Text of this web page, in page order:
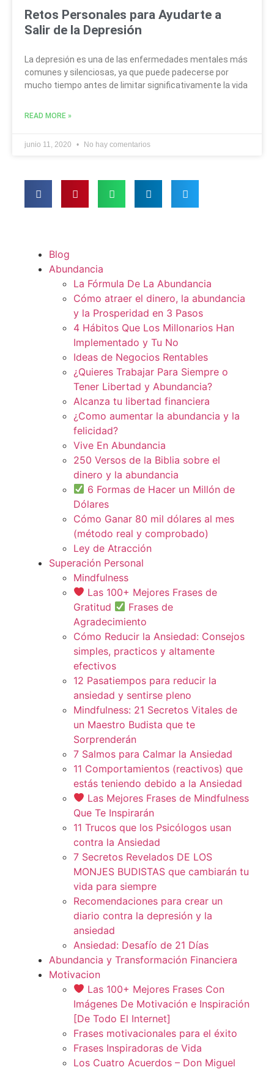
Retos Personales para Ayudarte a
Salir de la Depresión
La depresión es una de las enfermedades mentales más
comunes y silenciosas, ya que puede padecerse por
mucho tiempo antes de limitar significativamente la vida
READ MORE »
junio 11, 2020 No hay comentarios
Blog
Abundancia
La Fórmula De La Abundancia
Cómo atraer el dinero, la abundancia
y la Prosperidad en 3 Pasos
4 Hábitos Que Los Millonarios Han
Implementado y Tu No
Ideas de Negocios Rentables
¿Quieres Trabajar Para Siempre o
Tener Libertad y Abundancia?
Alcanza tu libertad financiera
¿Como aumentar la abundancia y la
felicidad?
Vive En Abundancia
250 Versos de la Biblia sobre el
dinero y la abundancia
6 Formas de Hacer un Millón de
Dólares
Cómo Ganar 80 mil dólares al mes
(método real y comprobado)
Ley de Atracción
Superación Personal
Mindfulness
Las 100+ Mejores Frases de
Gratitud
Frases de
Agradecimiento
Cómo Reducir la Ansiedad: Consejos
simples, practicos y altamente
efectivos
12 Pasatiempos para reducir la
ansiedad y sentirse pleno
Mindfulness: 21 Secretos Vitales de
un Maestro Budista que te
Sorprenderán
7 Salmos para Calmar la Ansiedad
11 Comportamientos (reactivos) que
estás teniendo debido a la Ansiedad
Las Mejores Frases de Mindfulness
Que Te Inspirarán
11 Trucos que los Psicólogos usan
contra la Ansiedad
7 Secretos Revelados DE LOS
MONJES BUDISTAS que cambiarán tu
vida para siempre
Recomendaciones para crear un
diario contra la depresión y la
ansiedad
Ansiedad: Desafío de 21 Días
Abundancia y Transformación Financiera
Motivacion
Las 100+ Mejores Frases Con
Imágenes De Motivación e Inspiración
[De Todo El Internet]
Frases motivacionales para el éxito
Frases Inspiradoras de Vida
Los Cuatro Acuerdos – Don Miguel